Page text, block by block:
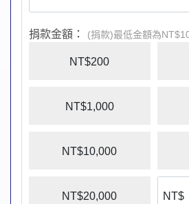
捐款金額： (捐款)最低金額為
NT$200
NT$1,000
NT$10,000
NT$20,000